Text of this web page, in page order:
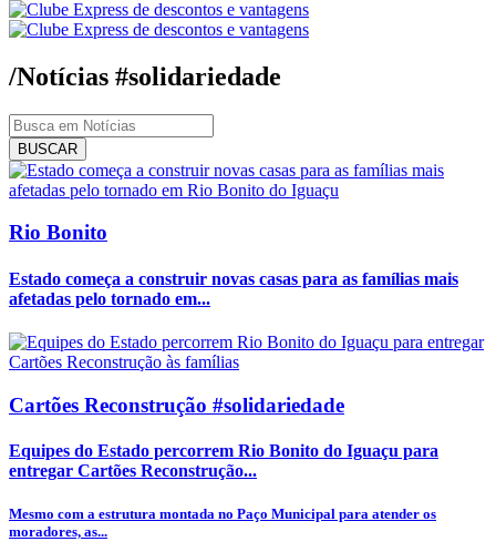
/Notícias #solidariedade
BUSCAR
Rio Bonito
Estado começa a construir novas casas para as famílias mais
afetadas pelo tornado em...
Cartões Reconstrução #solidariedade
Equipes do Estado percorrem Rio Bonito do Iguaçu para
entregar Cartões Reconstrução...
Mesmo com a estrutura montada no Paço Municipal para atender os
moradores, as...